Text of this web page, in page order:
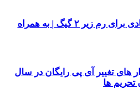
۱۰ بازی پیشنهادی برای رم زیر ۲ گیگ | به همراه
های تغییر آی پی رایگان در سال